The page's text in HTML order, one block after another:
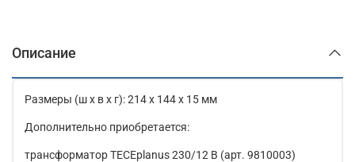
Описание
Размеры (ш x в x г): 214 x 144 x 15 мм
Дополнительно приобретается:
трансформатор TECEplanus 230/12 В (арт. 9810003)